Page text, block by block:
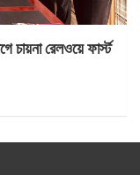
চায়না রেলওয়ে ফার্স্ট